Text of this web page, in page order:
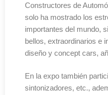
Constructores de
solo ha mostrado los
importantes del mundo,
bellos, extraordinarios e
diseño y concept cars,
En la expo también
sintonizadores, etc.,